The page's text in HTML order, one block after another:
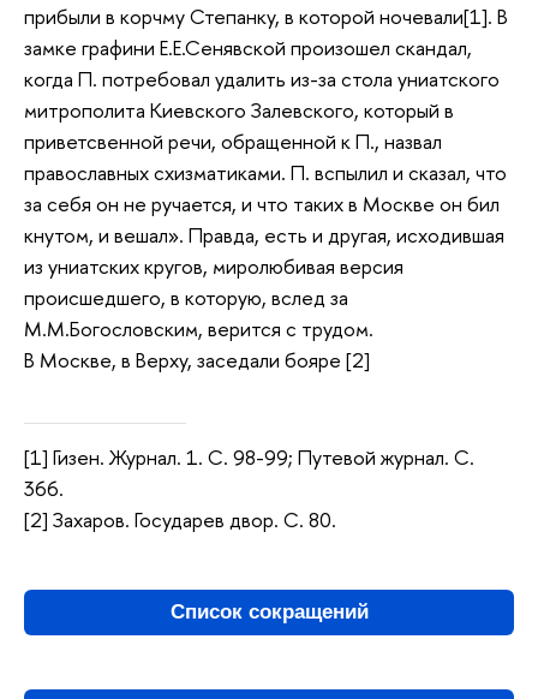
прибыли в корчму Степанку, в которой ночевали[1]. В
замке графини Е.Е.Сенявской произошел скандал,
когда П. потребовал удалить из-за стола униатского
митрополита Киевского Залевского, который в
приветсвенной речи, обращенной к П., назвал
православных схизматиками. П. вспылил и сказал, что
за себя он не ручается, и что таких в Москве он бил
кнутом, и вешал». Правда, есть и другая, исходившая
из униатских кругов, миролюбивая версия
происшедшего, в которую, вслед за
М.М.Богословским, верится с трудом.
В Москве, в Верху, заседали бояре [2]
[1] Гизен. Журнал. 1. С. 98-99; Путевой журнал. С.
366.
[2] Захаров. Государев двор. С. 80.
Список сокращений